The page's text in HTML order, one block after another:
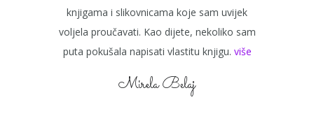
knjigama i slikovnicama koje sam uvijek
voljela proučavati. Kao dijete, nekoliko sam
puta pokušala napisati vlastitu knjigu. više
Mirela Belaj